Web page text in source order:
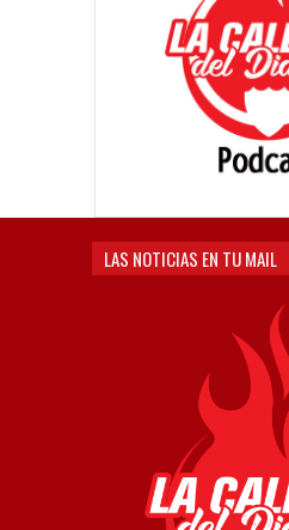
LAS NOTICIAS EN TU MAIL